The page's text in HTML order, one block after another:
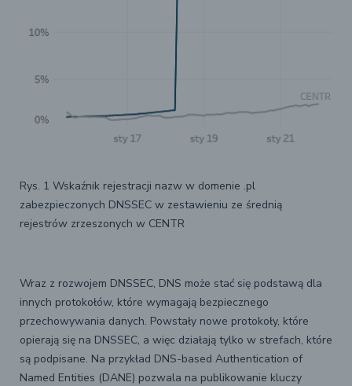
Rys. 1 Wskaźnik rejestracji nazw w domenie .pl
zabezpieczonych DNSSEC w zestawieniu ze średnią
rejestrów zrzeszonych w CENTR
Wraz z rozwojem DNSSEC, DNS może stać się podstawą dla
innych protokołów, które wymagają bezpiecznego
przechowywania danych. Powstały nowe protokoły, które
opierają się na DNSSEC, a więc działają tylko w strefach, które
są podpisane. Na przykład DNS-based Authentication of
Named Entities (DANE) pozwala na publikowanie kluczy